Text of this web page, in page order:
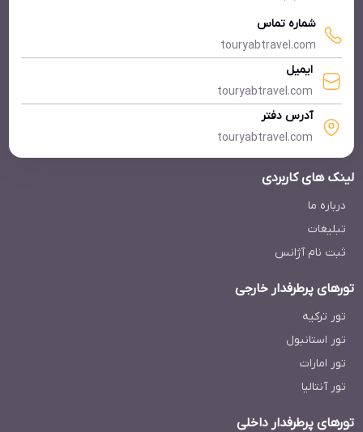
Deevana Krabi Resort
شماره تماس
touryabtravel.com
ایمیل
touryabtravel.com
آدرس دفتر
touryabtravel.com
لینک های کاربردی
درباره ما
تبلیغات
ثبت نام آژانس
تورهای پرطرفدار خارجی
تور ترکیه
تور استانبول
تور امارات
تور آنتالیا
تورهای پرطرفدار داخلی